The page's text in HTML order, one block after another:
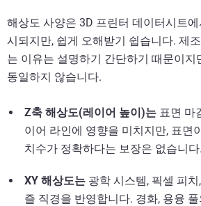
해상도 사양은 3D 프린터 데이터시트
시되지만, 쉽게 오해받기 쉽습니다. 제
는 이유는 설명하기 간단하기 때문이지
동일하지 않습니다.
Z축 해상도(레이어 높이)는 표면 마
이어 라인에 영향을 미치지만, 표면
치수가 정확하다는 보장은 없습니다.
XY 해상도는 광학 시스템, 픽셀 피
즐 직경을 반영합니다. 경화, 용융